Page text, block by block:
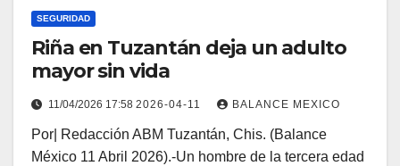
SEGURIDAD
Riña en Tuzantán deja un adulto
mayor sin vida
11/04/2026 17:58 2026-04-11 BALANCE MEXICO
Por| Redacción ABM Tuzantán, Chis. (Balance
México 11 Abril 2026).-Un hombre de la tercera edad